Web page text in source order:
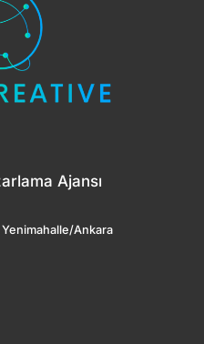
Ajansı
Ankara